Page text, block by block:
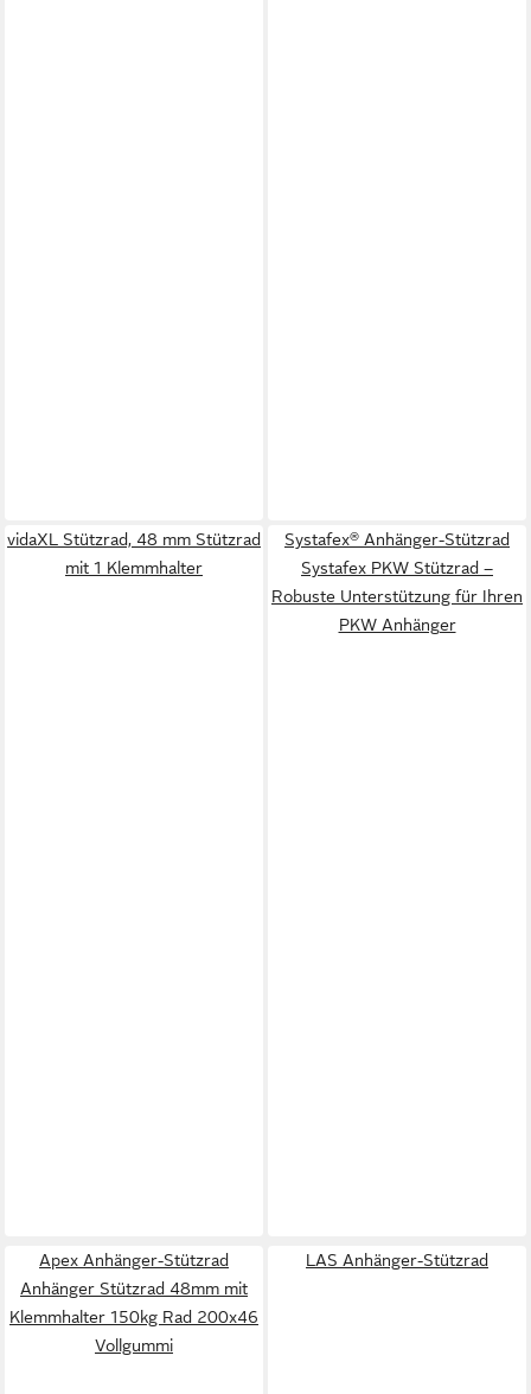
vidaXL Stützrad, 48 mm Stützrad
mit 1 Klemmhalter
Systafex® Anhänger-Stützrad
Systafex PKW Stützrad –
Robuste Unterstützung für Ihren
PKW Anhänger
Apex Anhänger-Stützrad
Anhänger Stützrad 48mm mit
Klemmhalter 150kg Rad 200x46
Vollgummi
LAS Anhänger-Stützrad